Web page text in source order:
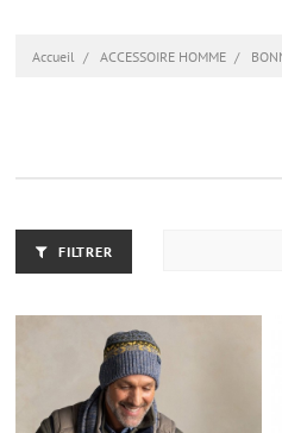
Accueil ACCESSOIRE HOMME
FILTRER